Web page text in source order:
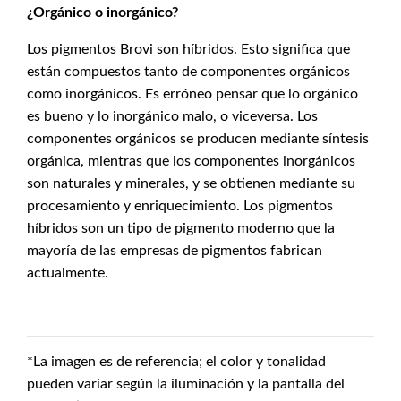
¿Orgánico o inorgánico?
Los pigmentos Brovi son híbridos. Esto significa que
están compuestos tanto de componentes orgánicos
como inorgánicos. Es erróneo pensar que lo orgánico
es bueno y lo inorgánico malo, o viceversa. Los
componentes orgánicos se producen mediante síntesis
orgánica, mientras que los componentes inorgánicos
son naturales y minerales, y se obtienen mediante su
procesamiento y enriquecimiento. Los pigmentos
híbridos son un tipo de pigmento moderno que la
mayoría de las empresas de pigmentos fabrican
actualmente.
*La imagen es de referencia; el color y tonalidad
pueden variar según la iluminación y la pantalla del